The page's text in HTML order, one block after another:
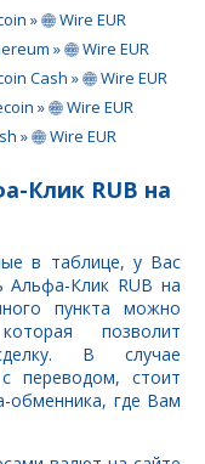
»
Wire EUR
»
Wire EUR
Cash »
Wire EUR
»
Wire EUR
»
Wire EUR
Клик RUB на
в таблице, у Вас
Альфа-Клик RUB на
пункта можно
позволит
В случае
переводом, стоит
обменника, где Вам